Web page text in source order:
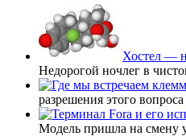
Хостел —
Недорогой ночлег в
разрешения этого
Модель пришла на смену